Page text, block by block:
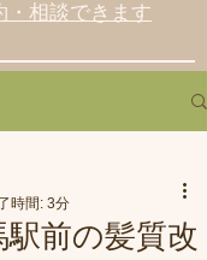
・相談できます
前の髪質改
時間: 3分